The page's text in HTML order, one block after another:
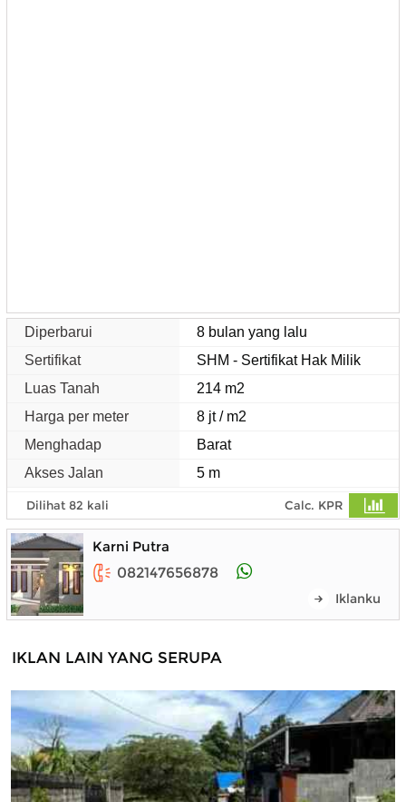
Diperbarui
8 bulan yang lalu
Sertifikat
SHM - Sertifikat Hak Milik
Luas Tanah
214 m2
Harga per meter
8 jt / m2
Menghadap
Barat
Akses Jalan
5 m
Dilihat 82 kali Calc. KPR
Karni Putra
082147656878
Iklanku
IKLAN LAIN YANG SERUPA